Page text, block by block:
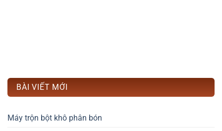
BÀI VIẾT MỚI
Máy trộn bột khô phân bón